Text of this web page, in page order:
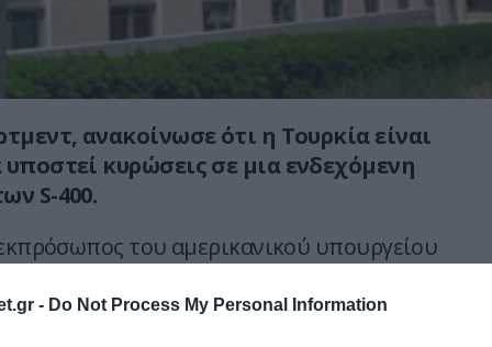
- Do Not Process My Personal Information
ανακοίνωσε ότι η Τουρκία είναι
κυρώσεις σε μια ενδεχόμενη
S-400.
του αμερικανικού υπουργείου
των Αντιπάλων της Αμερικής